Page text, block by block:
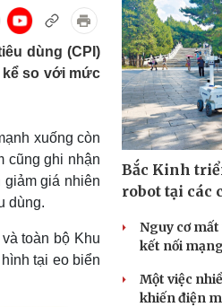
Doanh nghiệp
Thông tin doanh nghiệp
Doanh nghiệp 24h
Doanh nhân
Vì cộng đồng
Du lịch
check-in
dùng (CPI)
kể so với mức
xuống còn
cũng ghi nhận
giá nhiên
dùng.
toàn bộ Khu
tại eo biển
Bắc Kinh
robot tại các
Nguy cơ
kết nối
Một việc
khiến điện